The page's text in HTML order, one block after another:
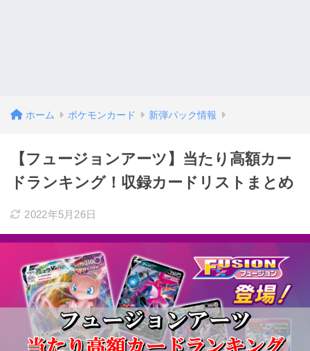
ホーム ポケモンカード 新弾パック情報
【フュージョンアーツ】当たり高額カー
ドランキング！収録カードリストまとめ
2022年5月26日